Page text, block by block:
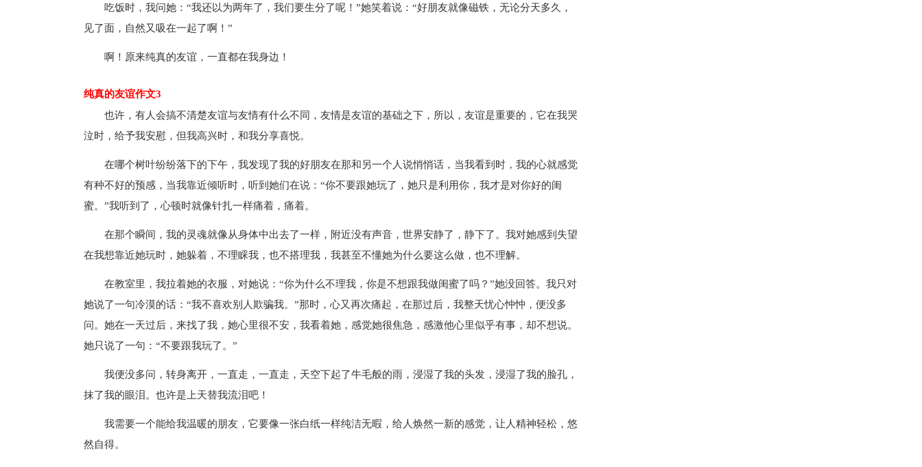
吃饭时，我问她：“我还以为两年了，我们要生分了呢！”她笑着说：“好朋友就像磁铁，无论分天多久，
见了面，自然又吸在一起了啊！”
啊！原来纯真的友谊，一直都在我身边！
纯真的友谊作文3
也许，有人会搞不清楚友谊与友情有什么不同，友情是友谊的基础之下，所以，友谊是重要的，它在我哭
泣时，给予我安慰，但我高兴时，和我分享喜悦。
在哪个树叶纷纷落下的下午，我发现了我的好朋友在那和另一个人说悄悄话，当我看到时，我的心就感觉
有种不好的预感，当我靠近倾听时，听到她们在说：“你不要跟她玩了，她只是利用你，我才是对你好的闺
蜜。”我听到了，心顿时就像针扎一样痛着，痛着。
在那个瞬间，我的灵魂就像从身体中出去了一样，附近没有声音，世界安静了，静下了。我对她感到失望
在我想靠近她玩时，她躲着，不理睬我，也不搭理我，我甚至不懂她为什么要这么做，也不理解。
在教室里，我拉着她的衣服，对她说：“你为什么不理我，你是不想跟我做闺蜜了吗？”她没回答。我只对
她说了一句冷漠的话：“我不喜欢别人欺骗我。”那时，心又再次痛起，在那过后，我整天忧心忡忡，便没多
问。她在一天过后，来找了我，她心里很不安，我看着她，感觉她很焦急，感激他心里似乎有事，却不想说。
她只说了一句：“不要跟我玩了。”
我便没多问，转身离开，一直走，一直走，天空下起了牛毛般的雨，浸湿了我的头发，浸湿了我的脸孔，
抹了我的眼泪。也许是上天替我流泪吧！
我需要一个能给我温暖的朋友，它要像一张白纸一样纯洁无暇，给人焕然一新的感觉，让人精神轻松，悠
然自得。